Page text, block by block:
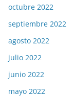
octubre 2022
septiembre 2022
agosto 2022
julio 2022
junio 2022
mayo 2022